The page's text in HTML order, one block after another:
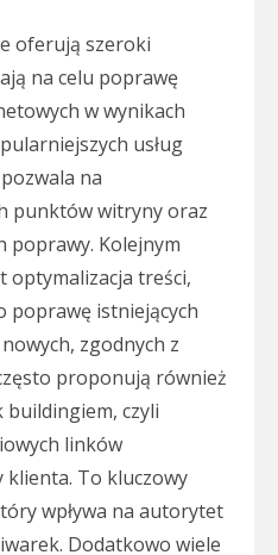
oferują szeroki
na celu poprawę
w wynikach
usług
na
punktów witryny oraz
poprawy. Kolejnym
optymalizacja treści,
poprawę istniejących
zgodnych z
proponują również
buildingiem, czyli
linków
klienta. To kluczowy
wpływa na autorytet
Dodatkowo wiele